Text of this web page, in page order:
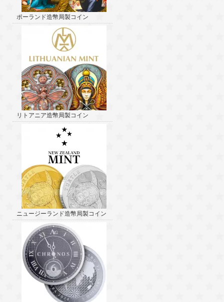
ポーランド造幣局製コイン
リトアニア造幣局製コイン
ニュージーランド造幣局製コイン